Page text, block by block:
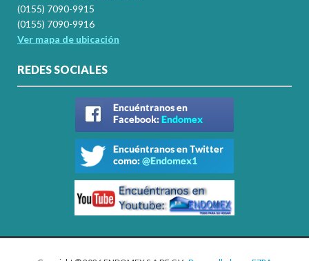
(0155) 7090-9915
(0155) 7090-9916
Ver mapa de ubicación
REDES SOCIALES